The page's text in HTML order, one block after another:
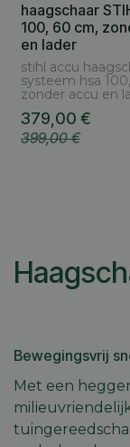
haagschaar
100, 60 cm,
en lader
stihl accu
systeem hsa
zonder accu en
379,00 €
399,00€
Bewegingsvrij
Met een